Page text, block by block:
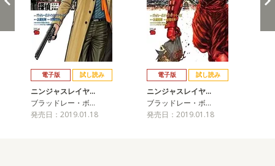
電子版 試し読み
ニンジャスレイヤ…
ブラッドレー・ボ…
発売日：2019.01.18
電子版 試し読み
ニンジャスレイヤ…
ブラッドレー・ボ…
発売日：2019.01.18